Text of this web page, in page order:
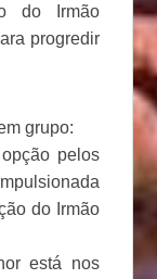
do Irmão
progredir
grupo:
pelos
do Irmão
está nos